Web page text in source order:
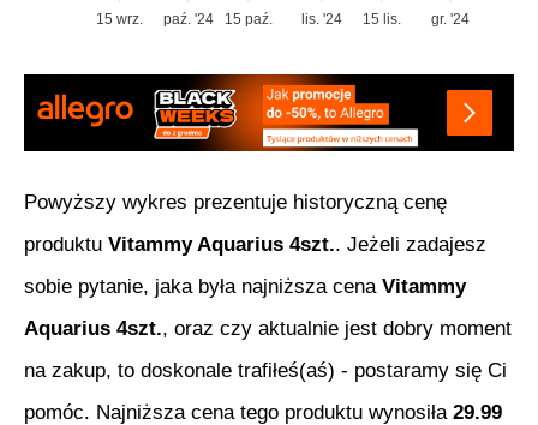
15 wrz. paź. '24 15 paź. lis. '24 15 lis. gr. '24
Powyższy wykres prezentuje historyczną cenę
produktu Vitammy Aquarius 4szt.. Jeżeli zadajesz
sobie pytanie, jaka była najniższa cena Vitammy
Aquarius 4szt., oraz czy aktualnie jest dobry moment
na zakup, to doskonale trafiłeś(aś) - postaramy się Ci
pomóc. Najniższa cena tego produktu wynosiła 29.99